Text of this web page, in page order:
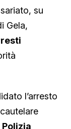
su
Gela,
l’arresto